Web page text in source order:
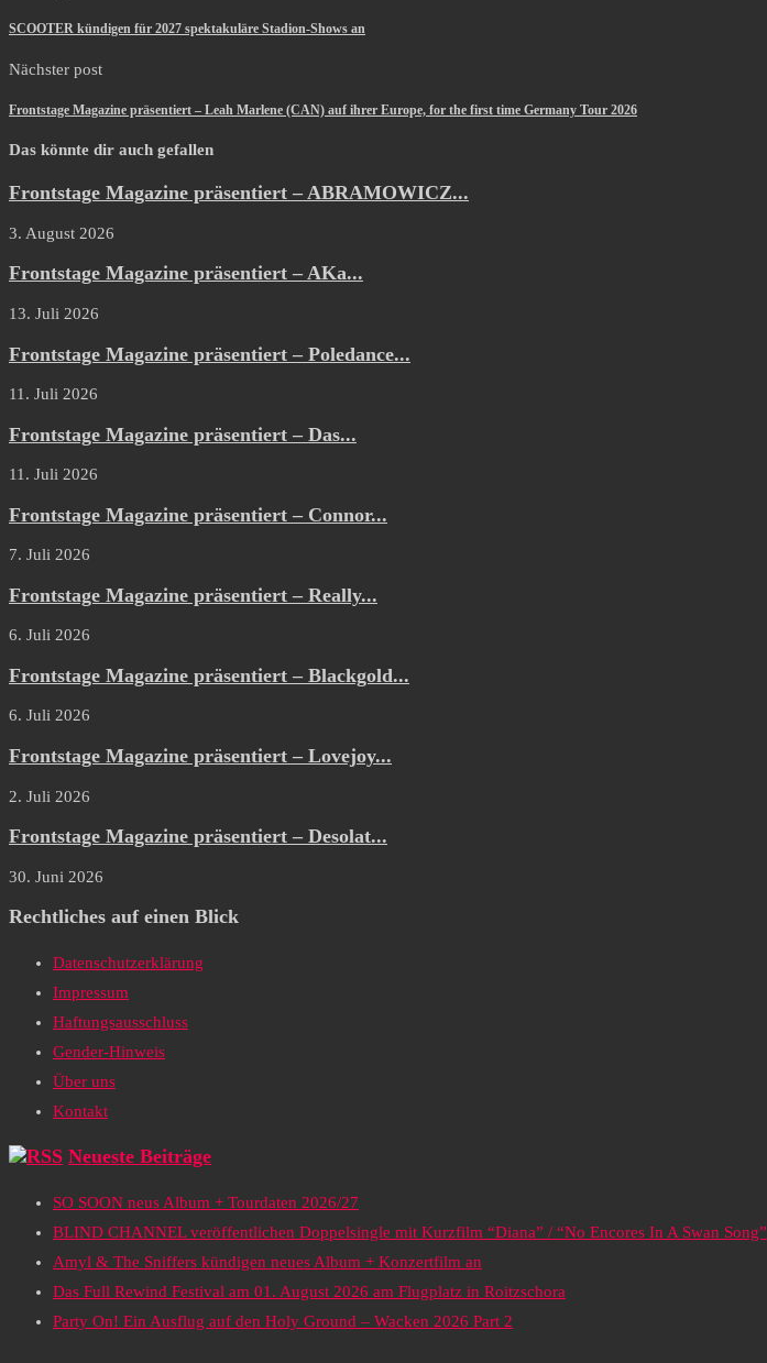
SCOOTER kündigen für 2027 spektakuläre Stadion-Shows an
Nächster post
Frontstage Magazine präsentiert – Leah Marlene (CAN) auf ihrer Europe, for the first time Germany Tour 2026
Das könnte dir auch gefallen
Frontstage Magazine präsentiert – ABRAMOWICZ...
3. August 2026
Frontstage Magazine präsentiert – AKa...
13. Juli 2026
Frontstage Magazine präsentiert – Poledance...
11. Juli 2026
Frontstage Magazine präsentiert – Das...
11. Juli 2026
Frontstage Magazine präsentiert – Connor...
7. Juli 2026
Frontstage Magazine präsentiert – Really...
6. Juli 2026
Frontstage Magazine präsentiert – Blackgold...
6. Juli 2026
Frontstage Magazine präsentiert – Lovejoy...
2. Juli 2026
Frontstage Magazine präsentiert – Desolat...
30. Juni 2026
Rechtliches auf einen Blick
Datenschutzerklärung
Impressum
Haftungsausschluss
Gender-Hinweis
Über uns
Kontakt
Neueste Beiträge
SO SOON neus Album + Tourdaten 2026/27
BLIND CHANNEL veröffentlichen Doppelsingle mit Kurzfilm “Diana” / “No Encores In A Swan Song”
Amyl & The Sniffers kündigen neues Album + Konzertfilm an
Das Full Rewind Festival am 01. August 2026 am Flugplatz in Roitzschora
Party On! Ein Ausflug auf den Holy Ground – Wacken 2026 Part 2